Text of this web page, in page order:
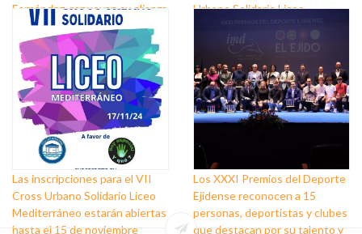
Fernández, renuevan su alianza
para seguir promocionando las
bondades del municipio por el
mundo
Urbano Solidario Liceo
Mediterráneo
Las inscripciones para el VII
Cross Urbano Solidario Liceo
Mediterráneo estarán abiertas
hasta el 15 de noviembre
Los XXXI Premios del Deporte
Ejidense reconocen a 15
personas, deportistas y clubes
que destacan por su talento y